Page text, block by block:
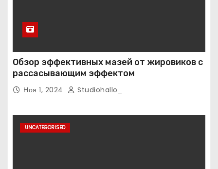
Обзор эффективных мазей от жировиков с
рассасывающим эффектом
Ноя 1, 2024 Studiohallo_
UNCATEGORISED